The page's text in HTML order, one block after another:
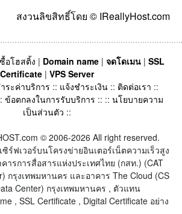
สงวนลิขสิทธิ์โดย © IReallyHost.com
อโฮสติ้ง | Domain name | จดโดเมน | SSL
Certificate | VPS Server
ระค่าบริการ :: แจ้งชำระเงิน :: ติดต่อเรา ::
ข้อตกลงในการรับบริการ :: :: นโยบายความ
เป็นส่วนตัว ::
© 2006-2026 All right reserved.
ซิร์ฟเวอร์บนโครงข่ายอินเตอร์เน็ตความเร็วสูง
ารการสื่อสารแห่งประเทศไทย (กสท.) (CAT
กรุงเทพมหานคร และอาคาร The Cloud (CS
Center) กรุงเทพมหานคร , ตัวแทน
, SSL Certificate , Digital Certificate อย่าง